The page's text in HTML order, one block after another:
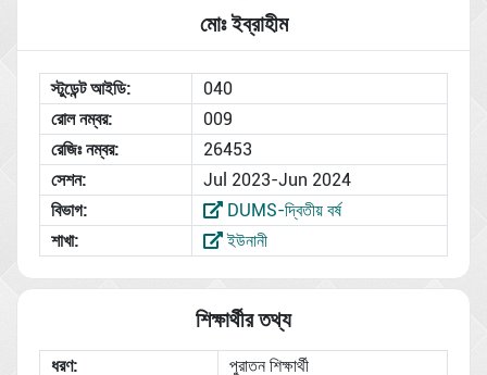
মোঃ ইব্রাহীম
স্টুডেন্ট আইডি:
040
রোল নম্বর:
009
রেজিঃ নম্বর:
26453
সেশন:
Jul 2023-Jun 2024
বিভাগ:
DUMS-দ্বিতীয় বর্ষ
শাখা:
ইউনানী
শিক্ষার্থীর তথ্য
ধরণ:
পুরাতন শিক্ষার্থী